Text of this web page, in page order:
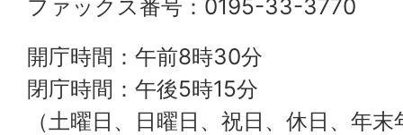
ファックス番号：0195-33-3770
開庁時間：午前8時30分
閉庁時間：午後5時15分
（土曜日、日曜日、祝日、休日、年